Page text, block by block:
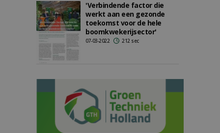
'Verbindende factor die
werkt aan een gezonde
toekomst voor de hele
boomkwekerijsector'
07-03-2022 212 sec